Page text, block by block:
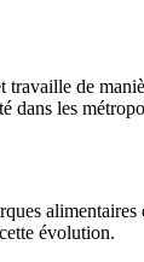
de
dans les
évolution.